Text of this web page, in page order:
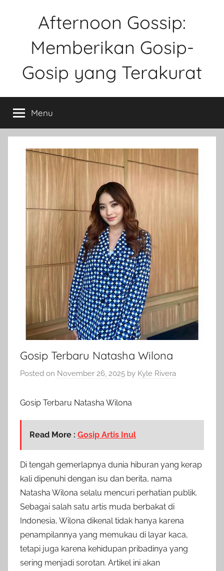
Afternoon Gossip:
Memberikan Gosip-
Gosip yang Terakurat
Tentang
Ke
Gosipan
Kalangan
Menu
Gosip Terbaru Natasha Wilona
Posted on November 26, 2025 by Kyle Rivera
Gosip Terbaru Natasha Wilona
Read More : Gosip Artis Inul
Di tengah gemerlapnya dunia hiburan yang kerap
kali dipenuhi dengan isu dan berita, nama
Natasha Wilona selalu mencuri perhatian publik.
Sebagai salah satu artis muda berbakat di
Indonesia, Wilona dikenal tidak hanya karena
penampilannya yang memukau di layar kaca,
tetapi juga karena kehidupan pribadinya yang
sering menjadi sorotan. Artikel ini akan